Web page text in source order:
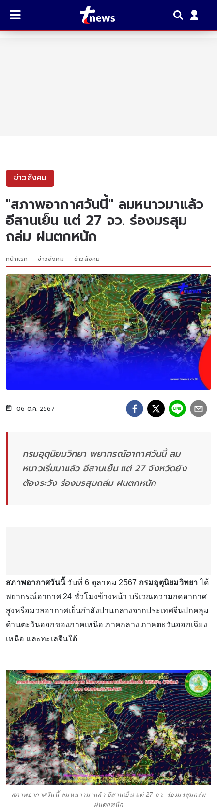
ข่าวสังคม
"สภาพอากาศวันนี้" ลมหนาวมาแล้ว
อีสานเย็น แต่ 27 จว. ร่องมรสุม
ถล่ม ฝนตกหนัก
หน้าแรก ข่าวสังคม ข่าวสังคม
06 ต.ค. 2567
กรมอุตุนิยมวิทยา พยากรณ์อากาศวันนี้ ลม
หนาวเริ่มมาแล้ว อีสานเย็น แต่ 27 จังหวัดยัง
ต้องระวัง ร่องมรสุมถล่ม ฝนตกหนัก
สภาพอากาศวันนี้ วันที่ 6 ตุลาคม 2567 กรมอุตุนิยมวิทยา ได้
พยากรณ์อากาศ 24 ชั่วโมงข้างหน้า บริเวณความกดอากาศ
สูงหรือมวลอากาศเย็นกำลังปานกลางจากประเทศจีนปกคลุม
ด้านตะวันออกของภาคเหนือ ภาคกลาง ภาคตะวันออกเฉียง
เหนือ และทะเลจีนใต้
สภาพอากาศวันนี้ ลมหนาวมาแล้ว อีสานเย็น แต่ 27 จว. ร่องมรสุมถล่ม
ฝนตกหนัก